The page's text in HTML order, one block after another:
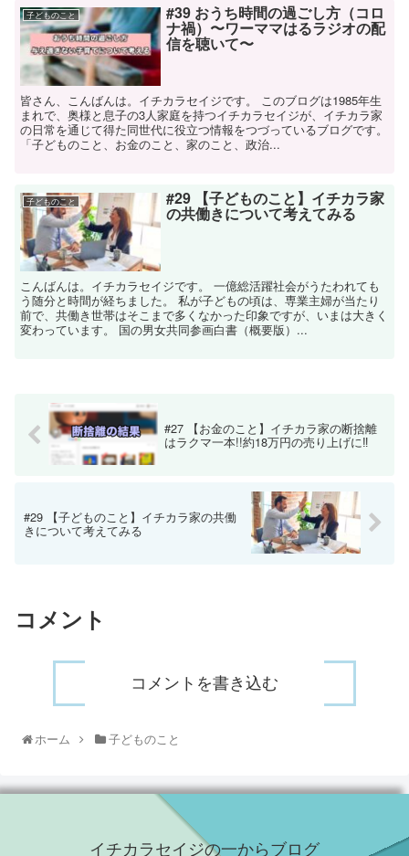
子どものこと #39 おうち時間の過ごし方（コロ
ナ禍）〜ワーママはるラジオの配
信を聴いて〜
皆さん、こんばんは。イチカラセイジです。 このブログは1985年生
まれで、奥様と息子の3人家庭を持つイチカラセイジが、イチカラ家
の日常を通じて得た同世代に役立つ情報をつづっているブログです。
「子どものこと、お金のこと、家のこと、政治...
子どものこと #29 【子どものこと】イチカラ家
の共働きについて考えてみる
こんばんは。イチカラセイジです。 一億総活躍社会がうたわれても
う随分と時間が経ちました。 私が子どもの頃は、専業主婦が当たり
前で、共働き世帯はそこまで多くなかった印象ですが、いまは大きく
変わっています。 国の男女共同参画白書（概要版）...
#27 【お金のこと】イチカラ家の断捨離
はラクマ一本!!約18万円の売り上げに‼︎
#29 【子どものこと】イチカラ家の共働
きについて考えてみる
コメント
コメントを書き込む
ホーム 子どものこと
イチカラセイジの一からブログ